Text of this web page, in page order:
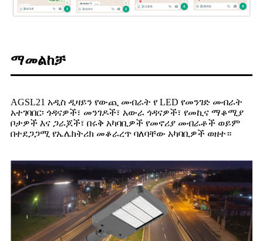
ማመልከቻ
AGSL21 አዲስ ዲዛይን የውጪ መብራት የ LED የመንገድ መብራት
አተገባበር፡ ጎዳናዎች፣ መንገዶች፣ አውራ ጎዳናዎች፣ የመኪና ማቆሚያ
ቦታዎች እና ጋራጆች፣ በሩቅ አካባቢዎች የመኖሪያ መብራቶች ወይም
በተደጋጋሚ የኤሌክትሪክ መቆራረጥ ባለባቸው አካባቢዎች ወዘተ።